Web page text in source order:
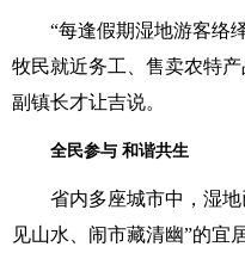
“每逢假期湿地游客络绎
牧民就近务工、售卖农特
副镇长才让吉说。
全民参与 和谐共生
省内多座城市中，湿地
见山水、闹市藏清幽”的宜